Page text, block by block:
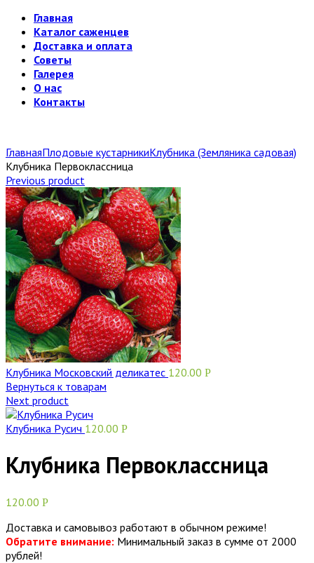
Главная
Каталог саженцев
Доставка и оплата
Советы
Галерея
О нас
Контакты
ГлавнаяПлодовые кустарникиКлубника (Земляника садовая)
Клубника Первоклассница
Previous product
Клубника Московский деликатес 120.00 Р
Вернуться к товарам
Next product
Клубника Русич 120.00 Р
Клубника Первоклассница
120.00 Р
Доставка и самовывоз работают в обычном режиме!
Обратите внимание: Минимальный заказ в сумме от 2000
рублей!